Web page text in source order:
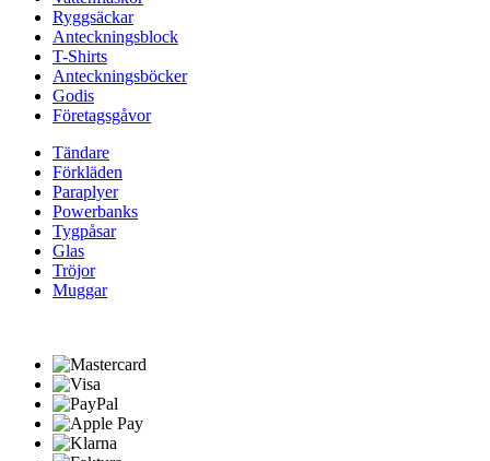
Ryggsäckar
Anteckningsblock
T-Shirts
Anteckningsböcker
Godis
Företagsgåvor
Tändare
Förkläden
Paraplyer
Powerbanks
Tygpåsar
Glas
Tröjor
Muggar